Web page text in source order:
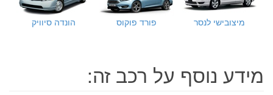
מיצובישי לנסר פורד פוקוס הונדה סיוויק
מידע נוסף על רכב זה: